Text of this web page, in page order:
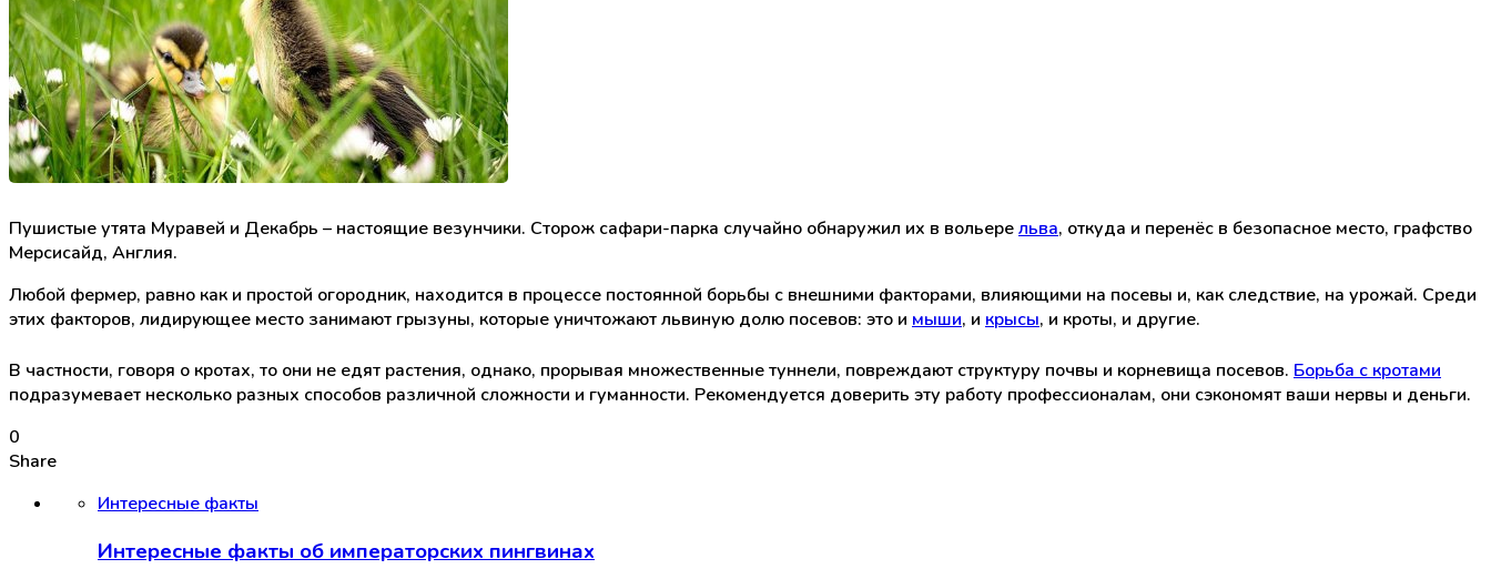
Пушистые утята Муравей и Декабрь – настоящие везунчики. Сторож сафари-парка случайно обнаружил их в вольерельва, откуда и перенёс в безопасное место, графство
Мерсисайд, Англия.
Любой фермер, равно как и простой огородник, находится в процессе постоянной борьбы с внешними факторами, влияющими на посевы и, как следствие, на урожай. Среди
этих факторов, лидирующее место занимают грызуны, которые уничтожают львиную долю посевов: это и мыши, и крысы, и кроты, и другие.
В частности, говоря о кротах, то они не едят растения, однако, прорывая множественные туннели, повреждают структуру почвы и корневища посевов. Борьба с кротами
подразумевает несколько разных способов различной сложности и гуманности. Рекомендуется доверить эту работу профессионалам, они сэкономят ваши нервы и деньги.
0
Share
Интересные факты
Интересные факты об императорских пингвинах